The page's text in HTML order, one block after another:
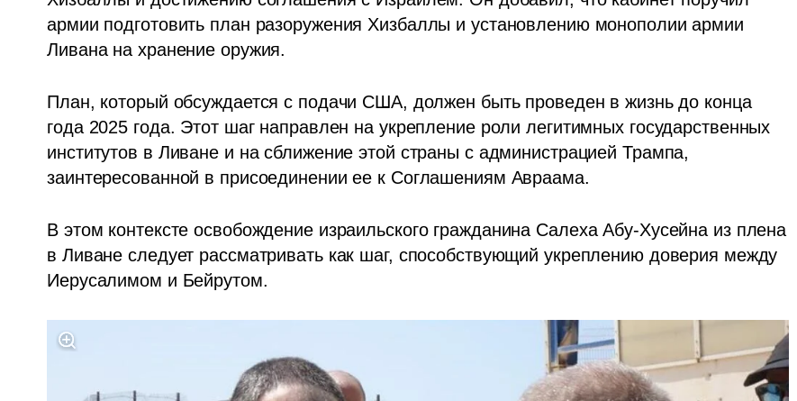
армии подготовить план разоружения Хизбаллы и установлению монополии армии
Ливана на хранение оружия.
План, который обсуждается с подачи США, должен быть проведен в жизнь до конца
года 2025 года. Этот шаг направлен на укрепление роли легитимных государственных
институтов в Ливане и на сближение этой страны с администрацией Трампа,
заинтересованной в присоединении ее к Соглашениям Авраама.
В этом контексте освобождение израильского гражданина Салеха Абу-Хусейна из плена
в Ливане следует рассматривать как шаг, способствующий укреплению доверия между
Иерусалимом и Бейрутом.